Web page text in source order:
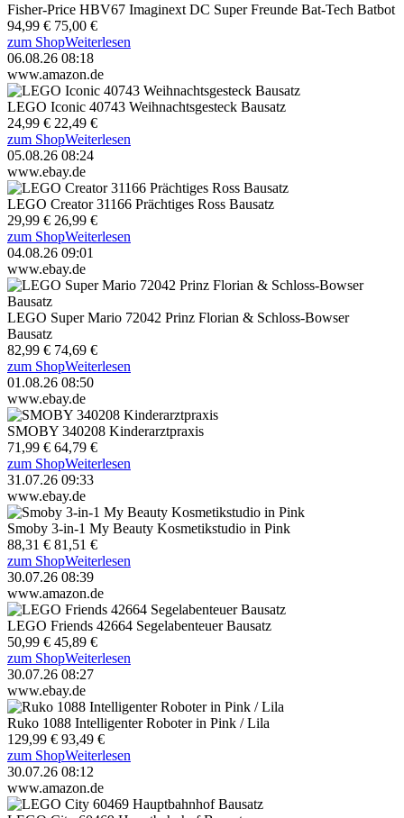
Fisher-Price HBV67 Imaginext DC Super Freunde Bat-Tech Batbot
94,99 € 75,00 €
zum ShopWeiterlesen
06.08.26 08:18
www.amazon.de
LEGO Iconic 40743 Weihnachtsgesteck Bausatz
24,99 € 22,49 €
zum ShopWeiterlesen
05.08.26 08:24
www.ebay.de
LEGO Creator 31166 Prächtiges Ross Bausatz
29,99 € 26,99 €
zum ShopWeiterlesen
04.08.26 09:01
www.ebay.de
LEGO Super Mario 72042 Prinz Florian & Schloss-Bowser
Bausatz
82,99 € 74,69 €
zum ShopWeiterlesen
01.08.26 08:50
www.ebay.de
SMOBY 340208 Kinderarztpraxis
71,99 € 64,79 €
zum ShopWeiterlesen
31.07.26 09:33
www.ebay.de
Smoby 3-in-1 My Beauty Kosmetikstudio in Pink
88,31 € 81,51 €
zum ShopWeiterlesen
30.07.26 08:39
www.amazon.de
LEGO Friends 42664 Segelabenteuer Bausatz
50,99 € 45,89 €
zum ShopWeiterlesen
30.07.26 08:27
www.ebay.de
Ruko 1088 Intelligenter Roboter in Pink / Lila
129,99 € 93,49 €
zum ShopWeiterlesen
30.07.26 08:12
www.amazon.de